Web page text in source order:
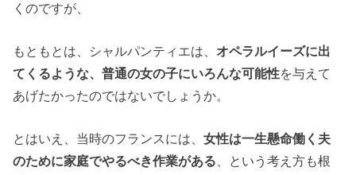
くのですが、
もともとは、シャルパンティエは、 オペラルイーズに出
てくるような、普通の女の子にいろんな可能性を与えて
あげたかったのではないでしょうか。
とはいえ、当時のフランスには、女性は一生懸命働く夫
のために家庭でやるべき作業がある 、という考え方も根